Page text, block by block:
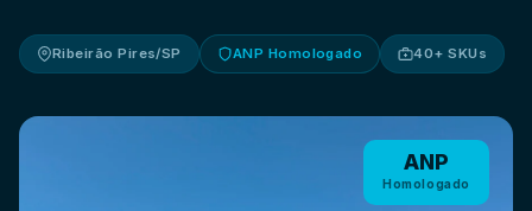
Ribeirão Pires/SP ANP Homologado 40+ SKUs
ANP
Homologado